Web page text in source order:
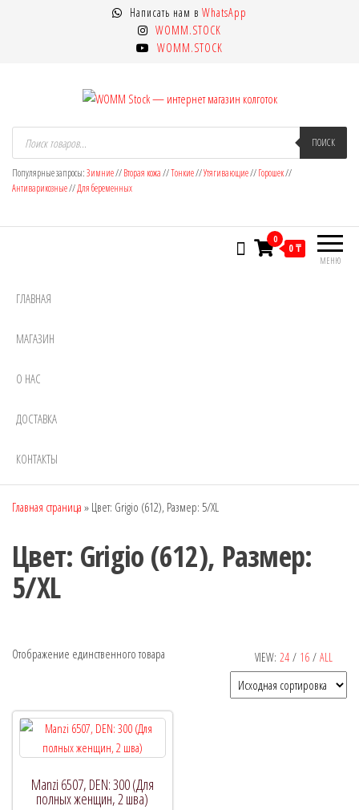
Написать нам в WhatsApp
WOMM.STOCK
WOMM.STOCK
WOMM Stock — интернет магазин
колготок
Колготки MANZI, Naja Street тонкие,
фантазийные, чулки, лосины
Поиск
товаров ПОИСК
Популярные запросы:Зимние//Вторая кожа//Тонкие//Утягивающие//Горошек//
Антиварикозные//Для беременных
МЕНЮ
0
0 ₸
ГЛАВНАЯ
МАГАЗИН
О НАС
ДОСТАВКА
КОНТАКТЫ
Главная страница » Цвет: Grigio (612), Размер: 5/XL
Цвет: Grigio (612), Размер:
5/XL
Рекомендуемый продукт
Категории товаров
VIEW: 24 / 16 / ALL
Отображение единственного товара
Manzi 6507, DEN: 300 (Для
полных женщин, 2 шва)